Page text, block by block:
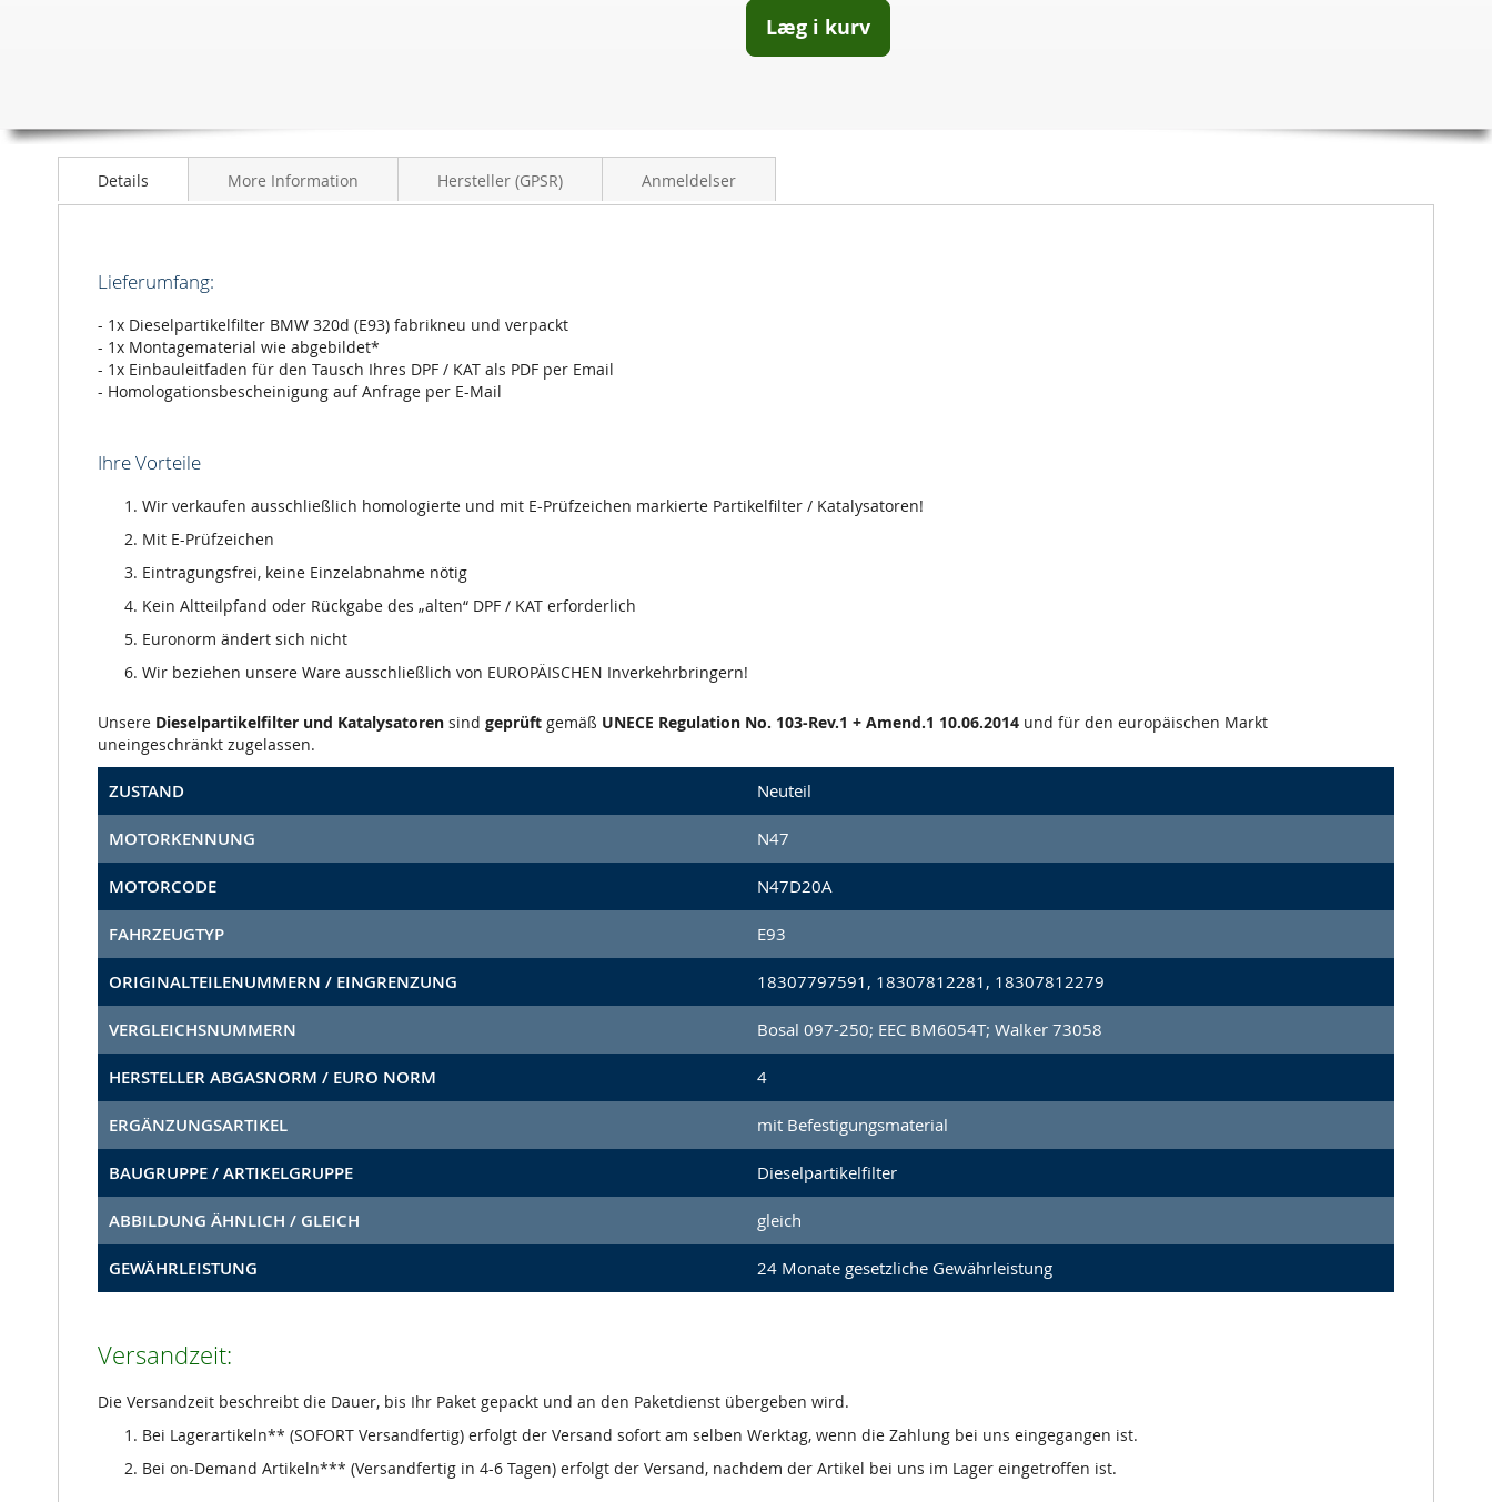
Læg i kurv
Details More Information Hersteller (GPSR) Anmeldelser
Lieferumfang:
- 1x Dieselpartikelfilter BMW 320d (E93) fabrikneu und verpackt
- 1x Montagematerial wie abgebildet*
- 1x Einbauleitfaden für den Tausch Ihres DPF / KAT als PDF per Email
- Homologationsbescheinigung auf Anfrage per E-Mail
Ihre Vorteile
Wir verkaufen ausschließlich homologierte und mit E-Prüfzeichen markierte Partikelfilter / Katalysatoren!
Mit E-Prüfzeichen
Eintragungsfrei, keine Einzelabnahme nötig
Kein Altteilpfand oder Rückgabe des „alten“ DPF / KAT erforderlich
Euronorm ändert sich nicht
Wir beziehen unsere Ware ausschließlich von EUROPÄISCHEN Inverkehrbringern!
Unsere Dieselpartikelfilter und Katalysatoren sind geprüft gemäß UNECE Regulation No. 103-Rev.1 + Amend.1 10.06.2014 und für den europäischen Markt
uneingeschränkt zugelassen.
ZUSTAND Neuteil
MOTORKENNUNG N47
MOTORCODE N47D20A
FAHRZEUGTYP E93
ORIGINALTEILENUMMERN / EINGRENZUNG 18307797591, 18307812281, 18307812279
VERGLEICHSNUMMERN Bosal 097-250; EEC BM6054T; Walker 73058
HERSTELLER ABGASNORM / EURO NORM 4
ERGÄNZUNGSARTIKEL mit Befestigungsmaterial
BAUGRUPPE / ARTIKELGRUPPE Dieselpartikelfilter
ABBILDUNG ÄHNLICH / GLEICH gleich
GEWÄHRLEISTUNG 24 Monate gesetzliche Gewährleistung
Versandzeit:
Die Versandzeit beschreibt die Dauer, bis Ihr Paket gepackt und an den Paketdienst übergeben wird.
Bei Lagerartikeln** (SOFORT Versandfertig) erfolgt der Versand sofort am selben Werktag, wenn die Zahlung bei uns eingegangen ist.
Bei on-Demand Artikeln*** (Versandfertig in 4-6 Tagen) erfolgt der Versand, nachdem der Artikel bei uns im Lager eingetroffen ist.